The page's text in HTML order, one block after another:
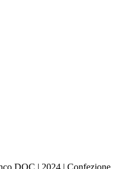
DOC | 2024 | Confezione